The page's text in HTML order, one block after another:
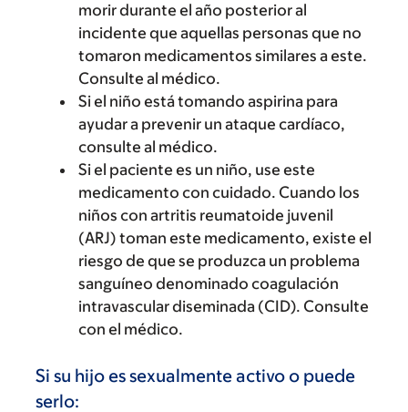
morir durante el año posterior al
incidente que aquellas personas que no
tomaron medicamentos similares a este.
Consulte al médico.
Si el niño está tomando aspirina para
ayudar a prevenir un ataque cardíaco,
consulte al médico.
Si el paciente es un niño, use este
medicamento con cuidado. Cuando los
niños con artritis reumatoide juvenil
(ARJ) toman este medicamento, existe el
riesgo de que se produzca un problema
sanguíneo denominado coagulación
intravascular diseminada (CID). Consulte
con el médico.
Si su hijo es sexualmente activo o puede
serlo: